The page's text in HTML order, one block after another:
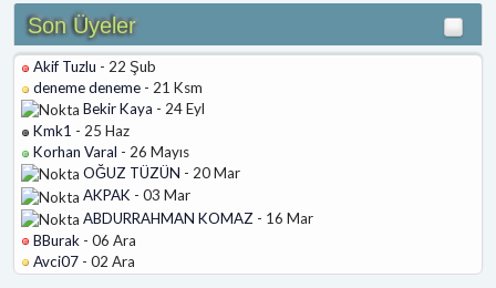
Son Üyeler
Akif Tuzlu - 22 Şub
deneme deneme - 21 Ksm
Bekir Kaya - 24 Eyl
Kmk1 - 25 Haz
Korhan Varal - 26 Mayıs
OĞUZ TÜZÜN - 20 Mar
AKPAK - 03 Mar
ABDURRAHMAN KOMAZ - 16 Mar
BBurak - 06 Ara
Avci07 - 02 Ara